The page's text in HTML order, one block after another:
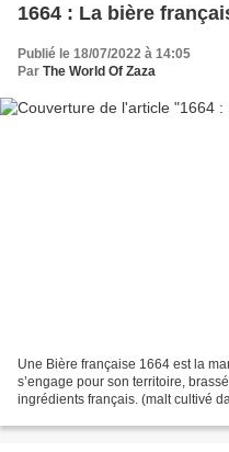
1664 : La bière
Publié le 18/07/2022 à 14:05
Par The World Of Zaza
Une Bière française 1664 est la
s’engage pour son territoire,
ingrédients français. (malt cultivé